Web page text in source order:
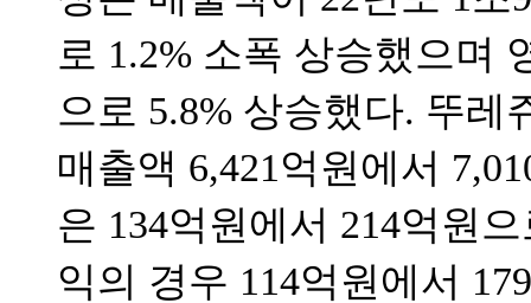
로 1.2% 소폭 상승했으며
으로 5.8% 상승했다. 뚜레
매출액 6,421억원에서
은 134억원에서 214억원
익의 경우 114억원에서